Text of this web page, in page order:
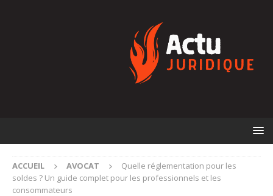
ACCUEIL AVOCAT
Quelle réglementation pour les
soldes ? Un guide complet pour les professionnels et les
consommateurs